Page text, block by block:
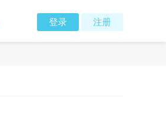
登录 注册